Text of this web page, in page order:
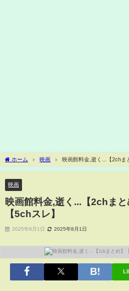
ホーム 映画 映画館料金,逝く...【2chま
映画
映画館料金,逝く...【2chまと
【5chスレ】
2025年8月1日 2025年8月1日